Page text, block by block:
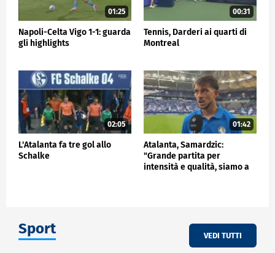
01:25
Napoli-Celta Vigo 1-1: guarda
gli highlights
00:31
Tennis, Darderi ai quarti di
Montreal
02:05
L'Atalanta fa tre gol allo
Schalke
01:42
Atalanta, Samardzic:
"Grande partita per
intensità e qualità, siamo a
Sport VEDI TUTTI